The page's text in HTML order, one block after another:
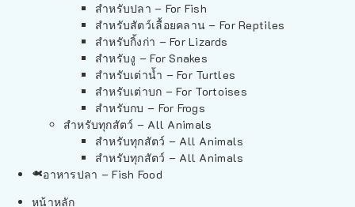
สำหรับปลา – For Fish
สำหรับสัตว์เลื้อยคลาน – For Reptiles
สำหรับกิ้งก่า – For Lizards
สำหรับงู – For Snakes
สำหรับเต่าน้ำ – For Turtles
สำหรับเต่าบก – For Tortoises
สำหรับกบ – For Frogs
สำหรับทุกสัตว์ – All Animals
สำหรับทุกสัตว์ – All Animals
สำหรับทุกสัตว์ – All Animals
อาหารปลา – Fish Food
หน้าหลัก